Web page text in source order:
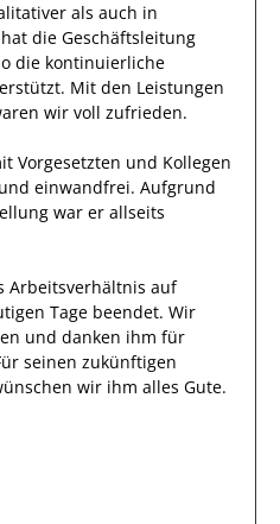
als auch in
hat die Geschäftsleitung
die kontinuierliche
Mit den Leistungen
wir voll zufrieden.
Vorgesetzten und Kollegen
einwandfrei. Aufgrund
war er allseits
Arbeitsverhältnis auf
Tage beendet. Wir
und danken ihm für
seinen zukünftigen
wir ihm alles Gute.